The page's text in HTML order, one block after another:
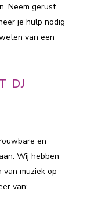
Neem gerust
je hulp nodig
van een
DJ
en
Wij hebben
muziek op
van;